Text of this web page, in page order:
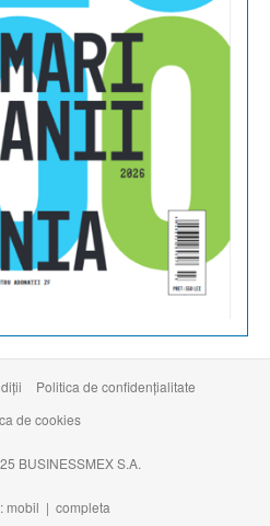
Politica de confidențialitate
de cookies
BUSINESSMEX S.A.
mobil | completa